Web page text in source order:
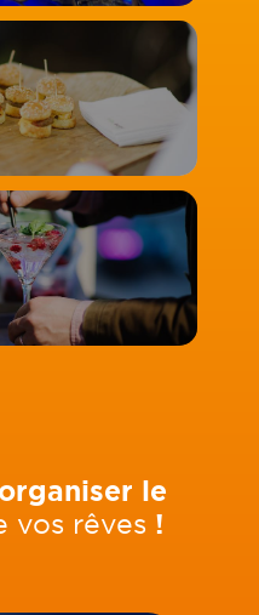
le
vos rêves !